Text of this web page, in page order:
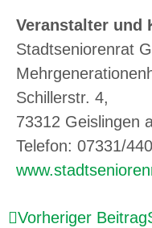
Veranstalter und
Stadtseniorenrat
Schillerstr. 4,
73312 Geislingen
Telefon: 07331/
Vorheriger Beitrag